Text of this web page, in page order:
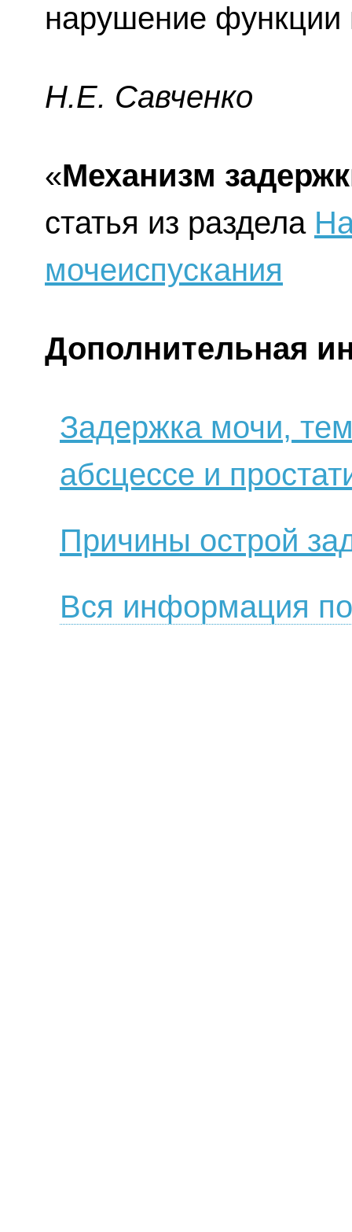
нарушение
H.E. Caвчeнкo
«Механизм
статья из раздела
мочеиспускания
Дополнительная
Задержка мочи,
абсцессе и
Причины острой
Вся информация